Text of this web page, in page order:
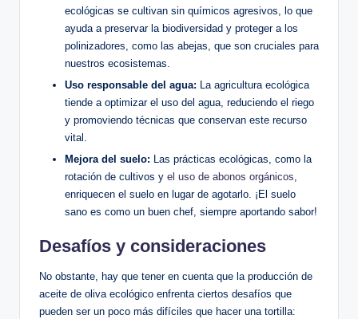
ecológicas se cultivan sin químicos agresivos, lo que
ayuda a preservar la biodiversidad y proteger a los
polinizadores, como las abejas, que son cruciales para
nuestros ecosistemas.
Uso responsable del agua: La agricultura ecológica
tiende a optimizar el uso del agua, reduciendo el riego
y promoviendo técnicas que conservan este recurso
vital.
Mejora del suelo: Las prácticas ecológicas, como la
rotación de cultivos y el uso de abonos orgánicos
enriquecen el suelo en lugar de agotarlo. ¡El suelo
sano es como un buen chef, siempre aportando sabor!
Desafíos y consideraciones
No obstante, hay que tener en cuenta que la producción de
aceite de oliva ecológico enfrenta ciertos desafíos que
pueden ser un poco más difíciles que hacer una tortilla: